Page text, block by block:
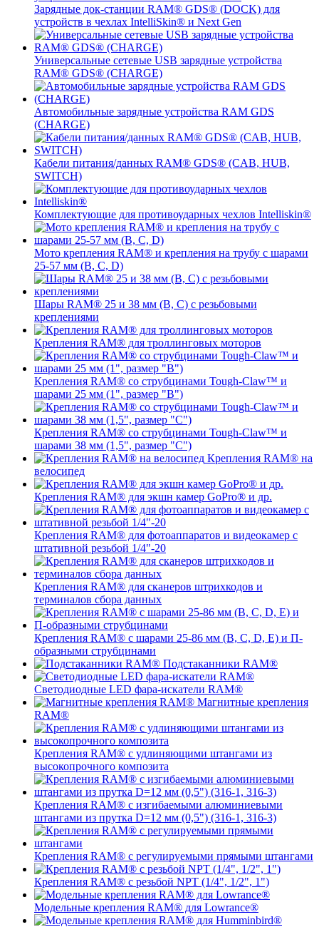
Зарядные док-станции RAM® GDS® (DOCK) для
устройств в чехлах IntelliSkin® и Next Gen
Универсальные сетевые USB зарядные устройства
RAM® GDS® (CHARGE)
Автомобильные зарядные устройства RAM GDS
(CHARGE)
Кабели питания/данных RAM® GDS® (CAB, HUB,
SWITCH)
Комплектующие для противоударных чехлов Intelliskin®
Мото крепления RAM® и крепления на трубу с шарами
25-57 мм (B, C, D)
Шары RAM® 25 и 38 мм (B, C) с резьбовыми
креплениями
Крепления RAM® для троллинговых моторов
Крепления RAM® со струбцинами Tough-Claw™ и
шарами 25 мм (1", размер "B")
Крепления RAM® со струбцинами Tough-Claw™ и
шарами 38 мм (1,5", размер "C")
Крепления RAM® на
велосипед
Крепления RAM® для экшн камер GoPro® и др.
Крепления RAM® для фотоаппаратов и видеокамер с
штативной резьбой 1/4"-20
Крепления RAM® для сканеров штрихкодов и
терминалов сбора данных
Крепления RAM® с шарами 25-86 мм (B, C, D, E) и П-
образными струбцинами
Подстаканники RAM®
Светодиодные LED фара-искатели RAM®
Магнитные крепления
RAM®
Крепления RAM® с удлиняющими штангами из
высокопрочного композита
Крепления RAM® с изгибаемыми алюминиевыми
штангами из прутка D=12 мм (0,5") (316-1, 316-3)
Крепления RAM® c регулируемыми прямыми штангами
Крепления RAM® с резьбой NPT (1/4", 1/2", 1")
Модельные крепления RAM® для Lowrance®